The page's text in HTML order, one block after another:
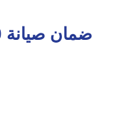
ضمان صيانة 90 يوماً من تاريخ الاصلاح